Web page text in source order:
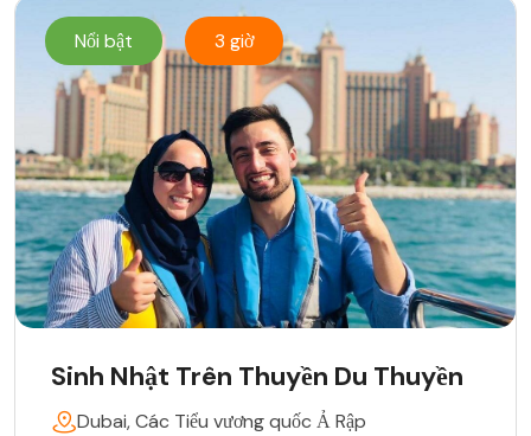
Nổi bật 3 giờ
Sinh Nhật Trên Thuyền Du Thuyền
Dubai, Các Tiểu vương quốc Ả Rập